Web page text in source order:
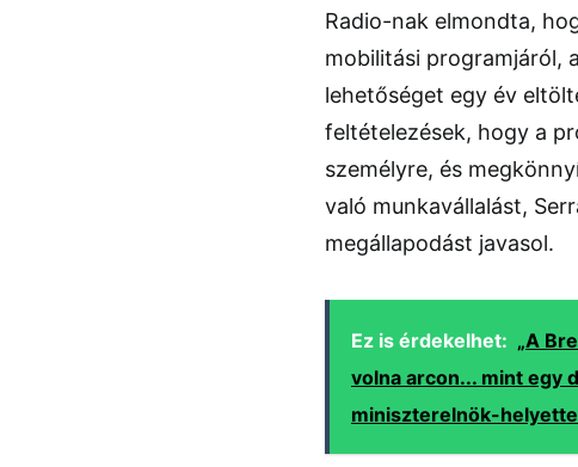
Radio-nak elmondta,
mobilitási programjáról,
lehetőséget egy év
feltételezések, hogy a
személyre, és
való munkavállalást,
megállapodást javasol.
Ez is érdekelhet: „A
volna arcon... mint egy
miniszterelnök-